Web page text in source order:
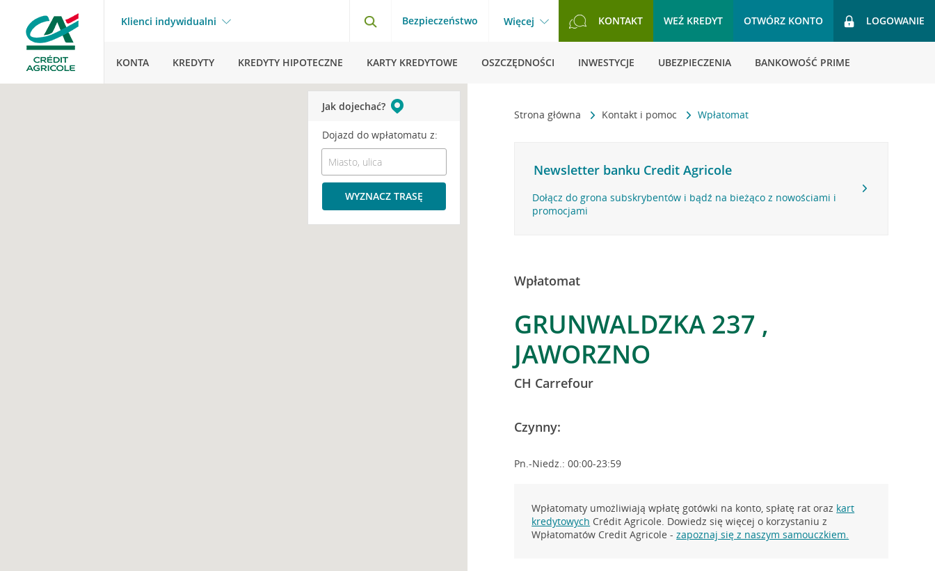
Klienci indywidualni Bezpieczeństwo Więcej KONTAKT WEŹ KREDYT OTWÓRZ KONTO LOGOWANIE
KONTA KREDYTY KREDYTY HIPOTECZNE KARTY KREDYTOWE OSZCZĘDNOŚCI INWESTYCJE UBEZPIECZENIA BANKOWOŚĆ PRIME
Strona główna Kontakt i pomoc Wpłatomat
Newsletter banku Credit Agricole
Dołącz do grona subskrybentów i bądź na bieżąco z nowościami i
promocjami
Wpłatomat
GRUNWALDZKA 237 ,
JAWORZNO
CH Carrefour
Czynny:
Pn.-Niedz.: 00:00-23:59
Wpłatomaty umożliwiają wpłatę gotówki na konto, spłatę rat oraz kart
kredytowych Crédit Agricole. Dowiedz się więcej o korzystaniu z
Wpłatomatów Credit Agricole -zapoznaj się z naszym samouczkiem.
Jak dojechać?
Dojazd do wpłatomatu z:
WYZNACZ TRASĘ